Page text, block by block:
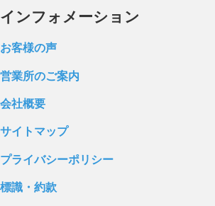
インフォメーション
お客様の声
営業所のご案内
会社概要
サイトマップ
プライバシーポリシー
標識・約款